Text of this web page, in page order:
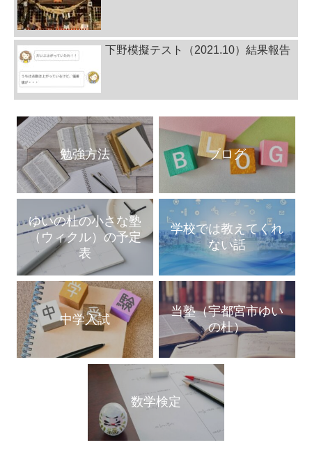
下野模擬テスト（2021.10）結果報告
勉強方法 ブログ
ゆいの杜の小さな塾
（ウィクル）の予定
表
学校では教えてくれ
ない話
中学入試
当塾（宇都宮市ゆい
の杜）
数学検定